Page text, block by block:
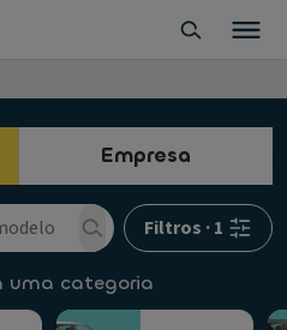
Empresa
Filtros ·1
uma categoria